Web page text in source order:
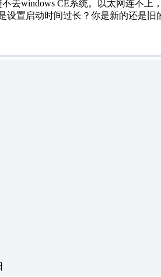
去windows CE系统。以太网连不上
设置启动时间过长？你是新的还是